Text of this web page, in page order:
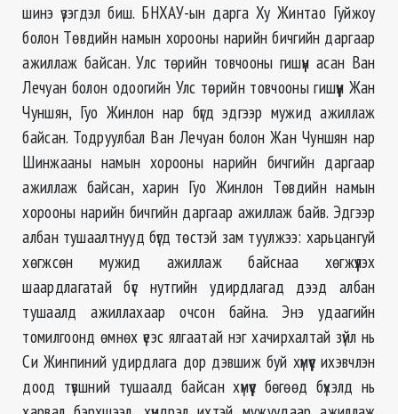
шинэ үзэгдэл биш. БНХАУ-ын дарга Ху Жинтао Гуйжоу
болон Төвдийн намын хорооны нарийн бичгийн даргаар
ажиллаж байсан. Улс төрийн товчооны гишүүн асан Ван
Лечуан болон одоогийн Улс төрийн товчооны гишүүн Жан
Чуншян, Гуо Жинлон нар бүгд эдгээр мужид ажиллаж
байсан. Тодруулбал Ван Лечуан болон Жан Чуншян нар
Шинжааны намын хорооны нарийн бичгийн даргаар
ажиллаж байсан, харин Гуо Жинлон Төвдийн намын
хорооны нарийн бичгийн даргаар ажиллаж байв. Эдгээр
албан тушаалтнууд бүгд төстэй зам туулжээ: харьцангуй
хөгжсөн мужид ажиллаж байснаа хөгжүүлэх
шаардлагатай бүс нутгийн удирдлагад дээд албан
тушаалд ажиллахаар очсон байна. Энэ удаагийн
томилгоонд өмнөх үеэс ялгаатай нэг хачирхалтай зүйл нь
Си Жинпиний удирдлага дор дэвшиж буй хүмүүс ихэвчлэн
доод түвшний тушаалд байсан хүмүүс бөгөөд бүхэлд нь